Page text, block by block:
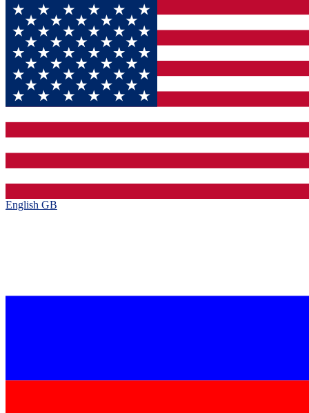
English GB‎